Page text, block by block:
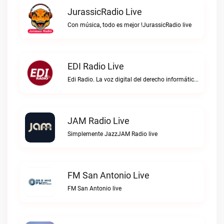
JurassicRadio Live
Con música, todo es mejor !JurassicRadio live
EDI Radio Live
Edi Radio. La voz digital del derecho informático en hispanoaméricaEDI Radio live
JAM Radio Live
Simplemente JazzJAM Radio live
FM San Antonio Live
FM San Antonio live